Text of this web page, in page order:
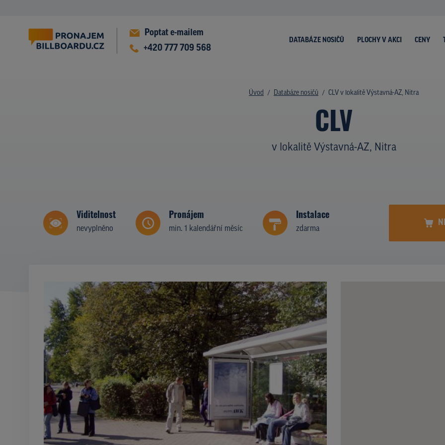
Poptat e-mailem
+420 777 709 568
DATABÁZE NOSIČŮ PLOCHY V AKCI CENY
Úvod Databáze nosičů CLV v lokalitě Výstavná-AZ, Nitra
CLV
v lokalitě Výstavná-AZ, Nitra
Viditelnost
nevyplněno
Pronájem
min. 1 kalendářní měsíc
Instalace
zdarma